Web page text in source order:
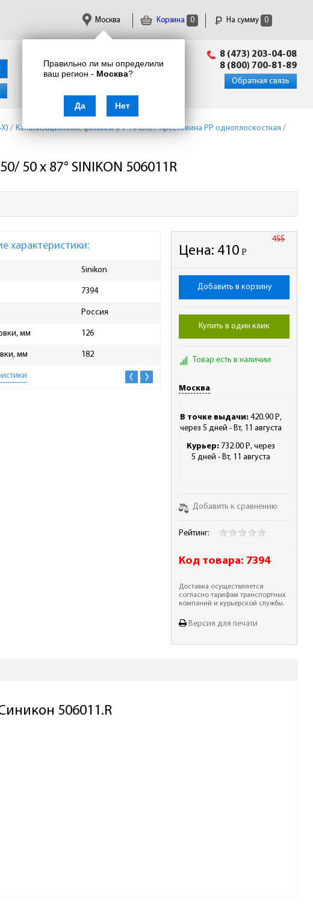
Корзина 0 На сумму 0
Правильно ли мы определили
ваш регион - Москва?
Да Нет
Москва
info@enkor24.ru
8 (473) 203-04-08
8 (800) 700-81-89
Обратная связь
/ Канализационные фитинги (PP НПВХ)/ Крестовина PP одноплоскостная /
50 x 87° SINIKON 506011R
характеристики:
Sinikon
7394
Россия
мм 126
мм 182
Масса нетто, кг
Масса брутто, кг
Цена:
455
410Р
-
Добавить в корзину
Купить в один клик
Товар есть в наличии
Москва
В точке выдачи: 420.90 Р
- ,
через 5 дней - Вт, 11 августа
Курьер: 732.00 Р
- , через
5 дней - Вт, 11 августа
Добавить к сравнению
Рейтинг:
Код товара: 7394
Доставка осуществляется
согласно тарифам транспортных
компаний и курьерской службы.
Версия для печати
506011.R